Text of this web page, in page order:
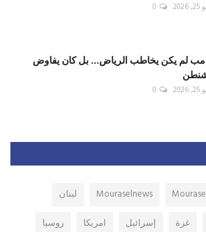
0
لم يكن يخاطب الرياض... بل كان يفاوض
0
Mouraselnews
لبنان
غزة إسرائيل امريكا
روسيا